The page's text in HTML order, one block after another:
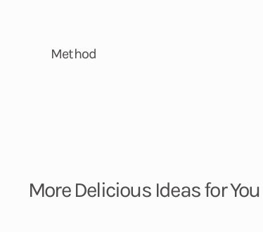
Method
More Delicious Ideas for You